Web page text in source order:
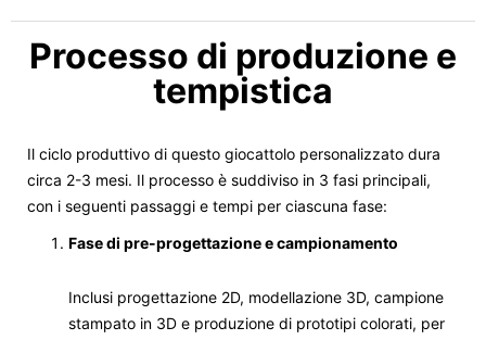
Processo di produzione e
tempistica
Il ciclo produttivo di questo giocattolo personalizzato dura
circa 2-3 mesi. Il processo è suddiviso in 3 fasi principali,
con i seguenti passaggi e tempi per ciascuna fase:
Fase di pre-progettazione e campionamento
Inclusi progettazione 2D, modellazione 3D, campione
stampato in 3D e produzione di prototipi colorati, per